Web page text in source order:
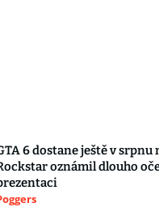
6 dostane ještě v srpnu
oznámil dlouho